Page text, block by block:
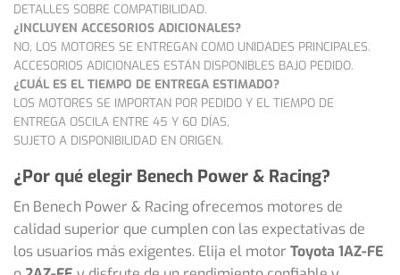
DETALLES SOBRE COMPATIBILIDAD.
¿INCLUYEN ACCESORIOS ADICIONALES?
NO, LOS MOTORES SE ENTREGAN COMO UNIDADES PRINCIPALES.
ACCESORIOS ADICIONALES ESTÁN DISPONIBLES BAJO PEDIDO.
¿CUÁL ES EL TIEMPO DE ENTREGA ESTIMADO?
LOS MOTORES SE IMPORTAN POR PEDIDO Y EL TIEMPO DE
ENTREGA OSCILA ENTRE 45 Y 60 DÍAS,
SUJETO A DISPONIBILIDAD EN ORIGEN.
¿Por qué elegir Benech Power & Racing?
En Benech Power & Racing ofrecemos motores de
calidad superior que cumplen con las expectativas de
los usuarios más exigentes. Elija el motor Toyota 1AZ-FE